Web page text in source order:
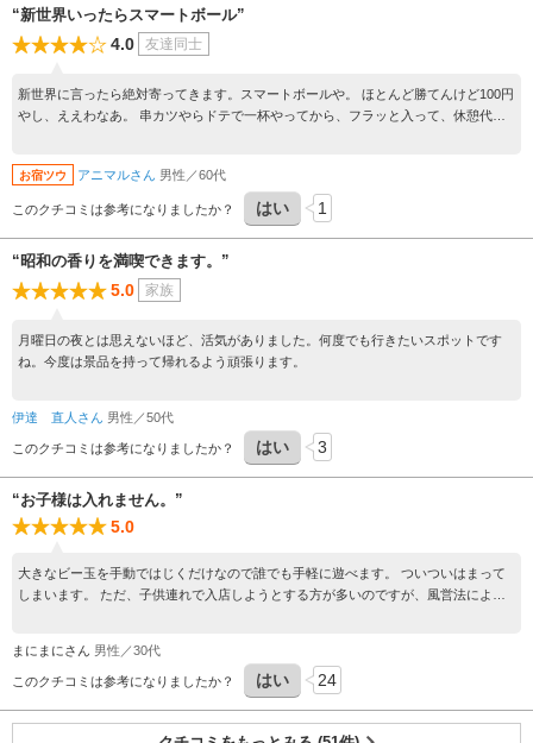
“新世界いったらスマートボール”
4.0 友達同士
新世界に言ったら絶対寄ってきます。スマートボールや。 ほとんど勝てんけど100円
やし、ええわなあ。 串カツやらドテで一杯やってから、フラッと入って、休憩代わ
お宿ツウ アニマルさん 男性／60代
このクチコミは参考になりましたか？ はい 1
“昭和の香りを満喫できます。”
5.0 家族
月曜日の夜とは思えないほど、活気がありました。何度でも行きたいスポットです
ね。今度は景品を持って帰れるよう頑張ります。
伊達 直人さん 男性／50代
このクチコミは参考になりましたか？ はい 3
“お子様は入れません。”
5.0
大きなビー玉を手動ではじくだけなので誰でも手軽に遊べます。 ついついはまって
しまいます。 ただ、子供連れで入店しようとする方が多いのですが、風営法により
まにまにさん 男性／30代
このクチコミは参考になりましたか？ はい 24